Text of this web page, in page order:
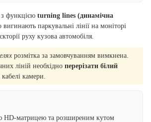
з функцією turning lines (динамічна
паркувальні лінії на моніторі
руху кузова автомобіля.
розмітка за замовчуванням вимкнена.
ліній необхідно перерізати білий
камери.
HD-матрицею та розширеним кутом